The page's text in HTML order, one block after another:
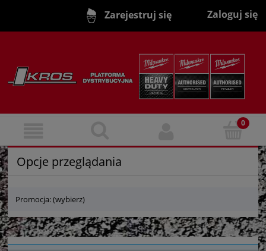
Zarejestruj się Zaloguj się
Opcje przeglądania
Promocja: (wybierz)